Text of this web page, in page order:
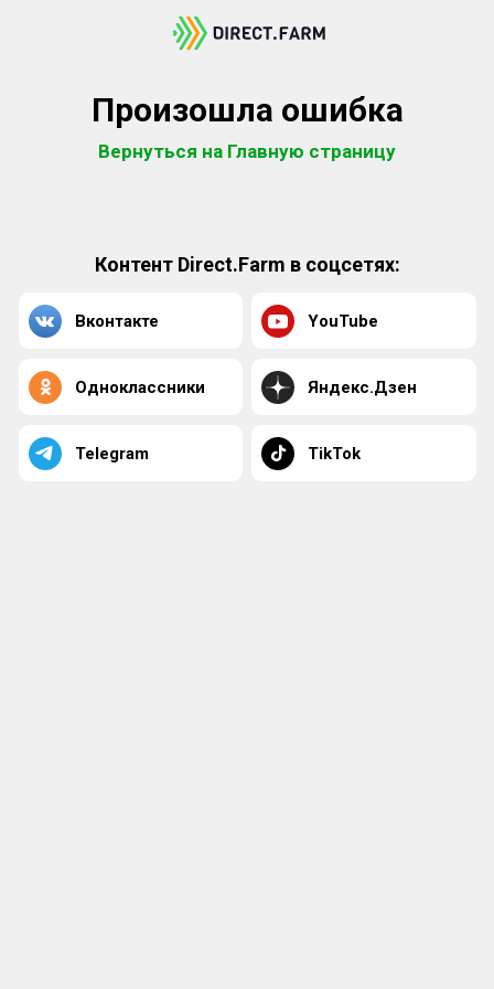
Произошла ошибка
Вернуться на Главную страницу
Контент Direct.Farm в соцсетях:
Вконтакте YouTube
Одноклассники Яндекс.Дзен
Telegram TikTok